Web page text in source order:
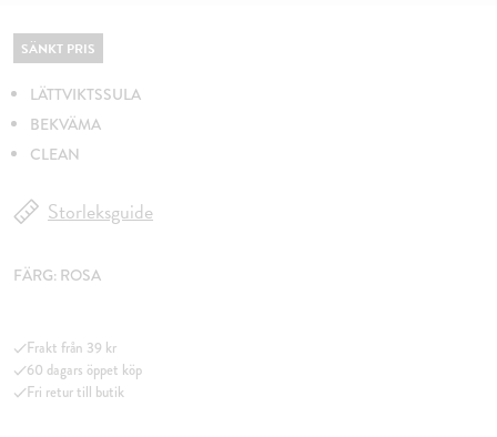
SÄNKT PRIS
LÄTTVIKTSSULA
BEKVÄMA
CLEAN
Storleksguide
FÄRG: ROSA
Frakt från 39 kr
60 dagars öppet köp
Fri retur till butik